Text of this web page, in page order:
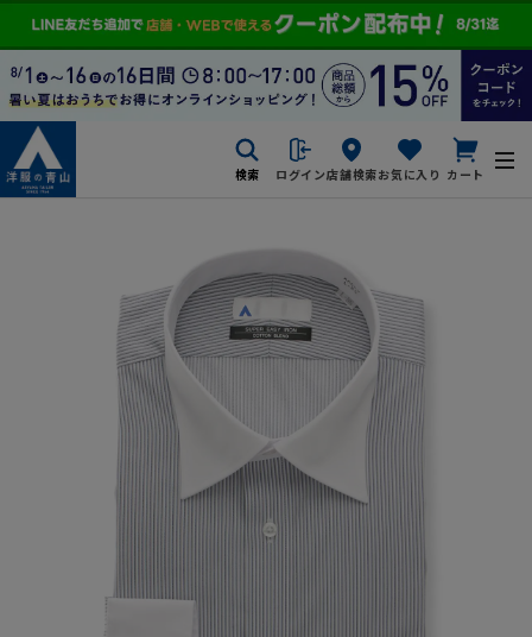
検索 ログイン店舗検索お気に入り カート